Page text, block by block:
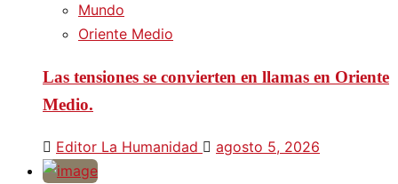
Mundo
Oriente Medio
Las tensiones se convierten en llamas en Oriente
Medio.
Editor La Humanidad agosto 5, 2026